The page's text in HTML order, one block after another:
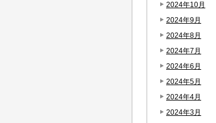
2024年10月
2024年9月
2024年8月
2024年7月
2024年6月
2024年5月
2024年4月
2024年3月